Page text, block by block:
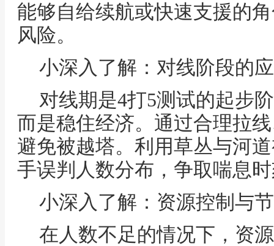
能够自给续航或快速支援的
风险。
小深入了解：对线阶段的
对线期是4打5测试的起步
而是稳住经济。通过合理拉
避免被越塔。利用草丛与河
手误判人数分布，争取喘息
小深入了解：资源控制与
在人数不足的情况下，资